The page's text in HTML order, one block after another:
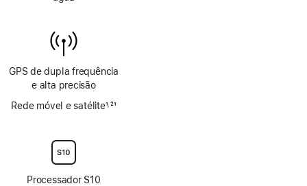
GPS de dupla frequência
e alta precisão
Rede móvel e satélite1 ,21
Processador S10